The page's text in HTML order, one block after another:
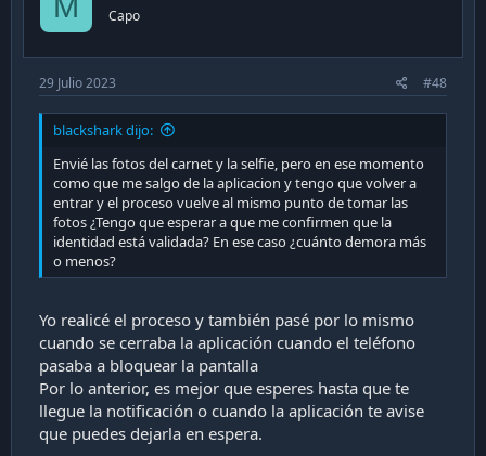
Capo
29 Julio 2023 #48
blackshark dijo:
Envié las fotos del carnet y la selfie, pero en ese momento
como que me salgo de la aplicacion y tengo que volver a
entrar y el proceso vuelve al mismo punto de tomar las
fotos ¿Tengo que esperar a que me confirmen que la
identidad está validada? En ese caso ¿cuánto demora más
o menos?
Yo realicé el proceso y también pasé por lo mismo
cuando se cerraba la aplicación cuando el teléfono
pasaba a bloquear la pantalla
Por lo anterior, es mejor que esperes hasta que te
llegue la notificación o cuando la aplicación te avise
que puedes dejarla en espera.